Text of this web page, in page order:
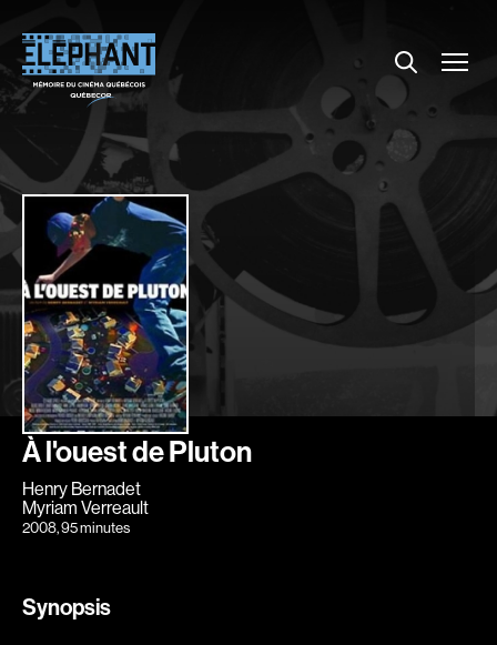
Menu
Explorer le répertoire
Projections
Entrevues
Nouvelles
À propos
Dossiers
Comment louer un film ?
Contact
FAQ
About us
Explorer par
À l'ouest de Pluton
Henry Bernadet
Myriam Verreault
2008, 95 minutes
Synopsis